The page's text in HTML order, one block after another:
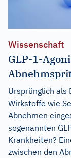
Wissenschaft
GLP-1-
Ursprünglich
Wirkstoffe wie
Abnehmen
sogenannten
Krankheiten?
zwischen den